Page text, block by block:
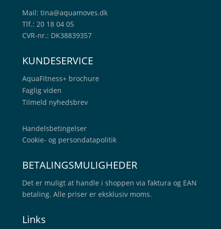
Mail: tina@aquamoves.dk
Tlf.: 20 18 04 05
CVR-nr.: DK38839357
KUNDESERVICE
AquaFitness+ brochure
Faglig viden
Tilmeld nyhedsbrev
Handelsbetingelser
Cookie- og persondatapolitik
BETALINGSMULIGHEDER
Det er muligt at handle i shoppen via faktura og EAN
betaling. Alle priser er eksklusiv moms.
Links